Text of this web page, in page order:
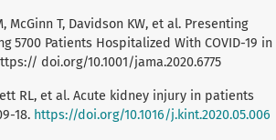
McGinn T, Davidson KW, et al. Presenting
5700 Patients Hospitalized With COVID-19 in
doi.org/10.1001/jama.2020.6775
RL, et al. Acute kidney injury in patients
18. https://doi.org/10.1016/j.kint.2020.05.006